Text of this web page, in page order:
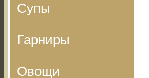
Супы
Гарниры
Овощи